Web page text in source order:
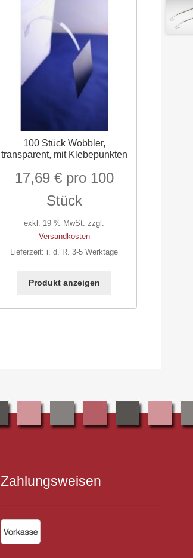
100 Stück Wobbler,
transparent, mit Klebepunkten
17,69 €
exkl. 19 % MwSt. zzgl.
Versandkosten
Lieferzeit: i. d. R. 3-5 Werktage
Produkt anzeigen
Zahlungsweisen